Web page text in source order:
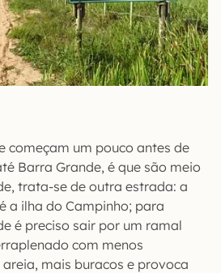
começam um pouco antes de
Barra Grande, é que são meio
trata-se de outra estrada: a
a ilha do Campinho; para
é preciso sair por um ramal
com menos
mais buracos e provoca